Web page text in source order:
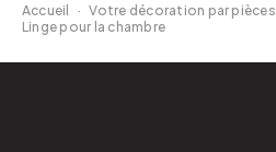
Accueil · Votre décoration par pièces
Linge pour la chambre